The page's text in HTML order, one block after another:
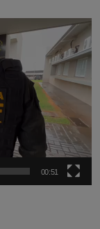
00:51